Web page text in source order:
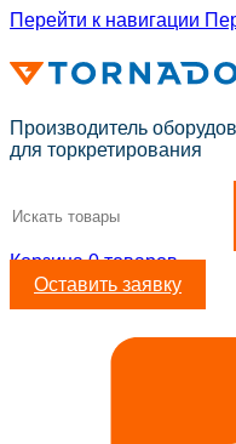
Перейти к навигации
Производитель
для торкретирования
Корзина0товаров
Оставить заявку